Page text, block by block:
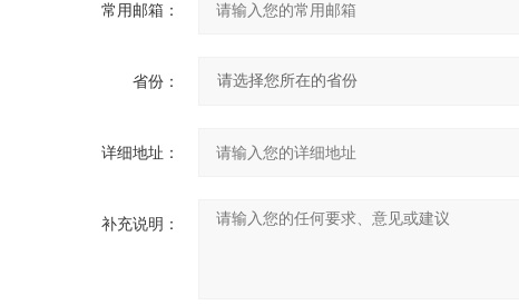
常用邮箱：
省份：
详细地址：
补充说明：